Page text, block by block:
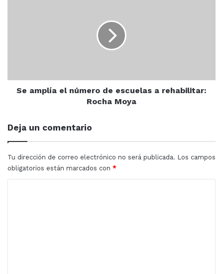
engalanaron la clausura Rafael Ballesteros Rivera,
Miguel Barraza Lizárraga, psicólogo y fisioterapeuta del
equipo multidisciplinario del Imdem. Como maestra de
Rocha
MoyaSe amplía el número de escuelas a rehabilitar:
Rocha Moya
Deja un comentario
Tu dirección de correo electrónico no será publicada. Los campos
obligatorios están marcados con *